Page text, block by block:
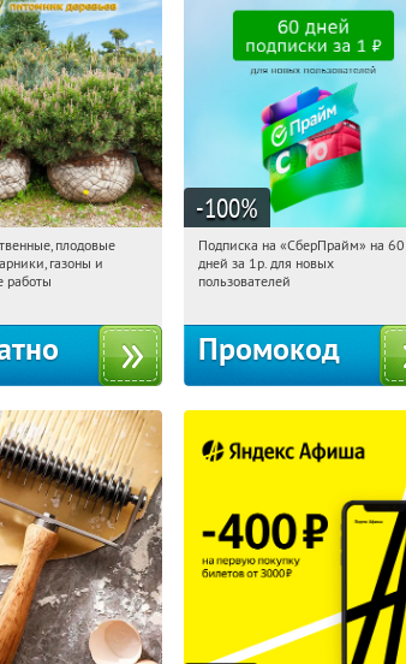
Получили:
Угрешская
плодовые
газоны и
работы
-100%
12:49:47 Получили:
Россия
Подписка на «СберПрайм» на 60
дней за 1р. для новых
пользователей
Промокод